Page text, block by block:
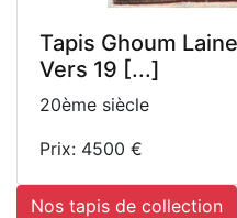
Tapis Ghoum
Vers 19 [...]
20ème siècle
Prix: 4500 €
Nos tapis de collection